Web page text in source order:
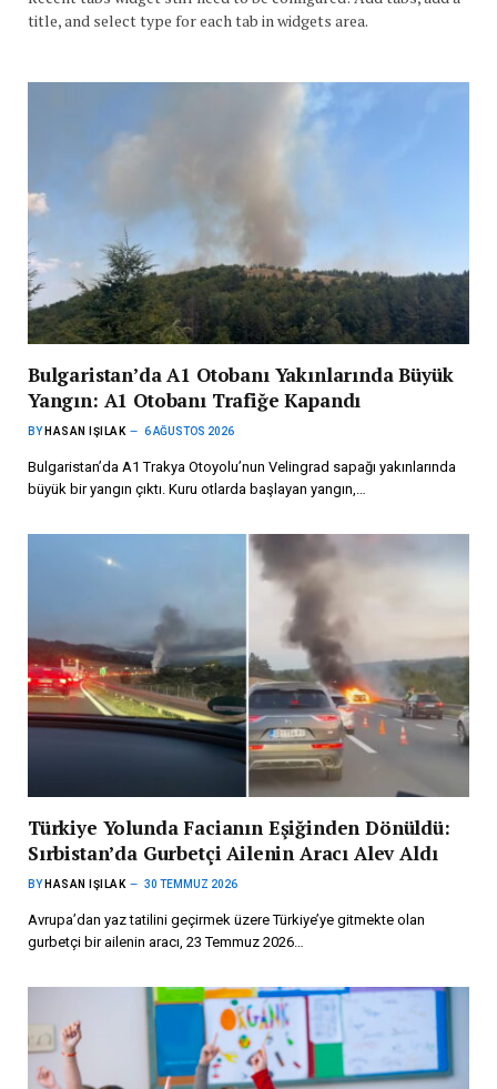
title, and select type for each tab in widgets area.
Bulgaristan’da A1 Otobanı Yakınlarında Büyük
Yangın: A1 Otobanı Trafiğe Kapandı
BY HASAN IŞILAK 6 AĞUSTOS 2026
Bulgaristan’da A1 Trakya Otoyolu’nun Velingrad sapağı yakınlarında
büyük bir yangın çıktı. Kuru otlarda başlayan yangın,…
Türkiye Yolunda Facianın Eşiğinden Dönüldü:
Sırbistan’da Gurbetçi Ailenin Aracı Alev Aldı
BY HASAN IŞILAK 30 TEMMUZ 2026
Avrupa’dan yaz tatilini geçirmek üzere Türkiye’ye gitmekte olan
gurbetçi bir ailenin aracı, 23 Temmuz 2026…